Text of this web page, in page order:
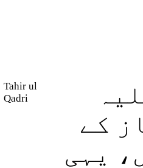
Tahir ul
Qadri
کے
یہی